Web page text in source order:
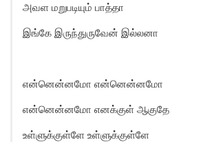
அவள மறுபடியும் பாத்தா
இங்கே இருந்துருவேன் இல்லனா
என்னென்னமோ என்னென்னமோ
என்னென்னமோ எனக்குள் ஆகுதே
உள்ளுக்குள்ளே உள்ளுக்குள்ளே